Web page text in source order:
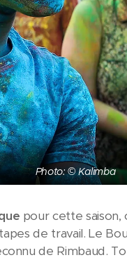
Photo: © Kalimba
pour cette
de travail. Le
de Rimbaud.